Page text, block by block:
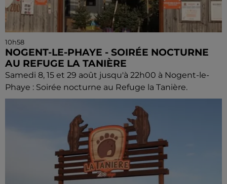
10h58
NOGENT-LE-PHAYE - SOIRÉE NOCTURNE
AU REFUGE LA TANIÈRE
Samedi 8, 15 et 29 août jusqu'à 22h00 à Nogent-le-
Phaye : Soirée nocturne au Refuge la Tanière.